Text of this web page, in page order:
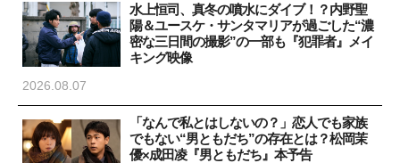
水上恒司、真冬の噴水にダイブ！？内野聖
陽＆ユースケ・サンタマリアが過ごした“濃
密な三日間の撮影”の一部も『犯罪者』メイ
キング映像
2026.08.07
「なんで私とはしないの？」恋人でも家族
でもない“男ともだち”の存在とは？松岡茉
優×成田凌『男ともだち』本予告